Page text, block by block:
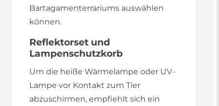
Bartagamenterrariums auswählen
können.
Reflektorset und
Lampenschutzkorb
Um die heiße Wärmelampe oder UV-
Lampe vor Kontakt zum Tier
abzuschirmen, empfiehlt sich ein